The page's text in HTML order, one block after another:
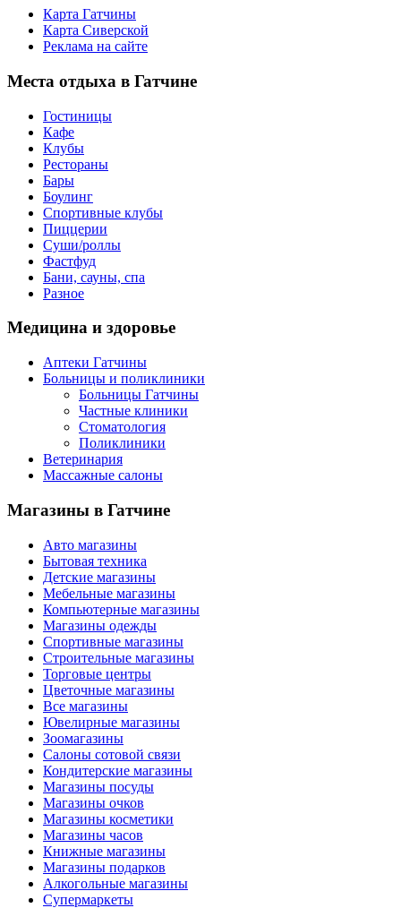
Карта Гатчины
Карта Сиверской
Реклама на сайте
Места отдыха в Гатчине
Гостиницы
Кафе
Клубы
Рестораны
Бары
Боулинг
Спортивные клубы
Пиццерии
Суши/роллы
Фастфуд
Бани, сауны, спа
Разное
Медицина и здоровье
Аптеки Гатчины
Больницы и поликлиники
Больницы Гатчины
Частные клиники
Стоматология
Поликлиники
Ветеринария
Массажные салоны
Магазины в Гатчине
Авто магазины
Бытовая техника
Детские магазины
Мебельные магазины
Компьютерные магазины
Магазины одежды
Спортивные магазины
Строительные магазины
Торговые центры
Цветочные магазины
Все магазины
Ювелирные магазины
Зоомагазины
Салоны сотовой связи
Кондитерские магазины
Магазины посуды
Магазины очков
Магазины косметики
Магазины часов
Книжные магазины
Магазины подарков
Алкогольные магазины
Супермаркеты